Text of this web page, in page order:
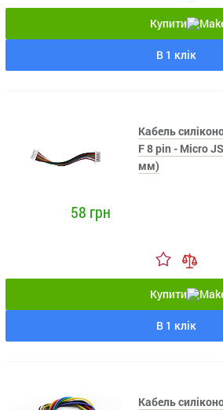
Купити
В 1 клік
Кабель
F 8 pin - Micro
мм)
58 грн
Купити
В 1 клік
Кабель